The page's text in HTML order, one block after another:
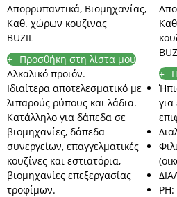
Απορρυπαντικά, Βιομηχανίας,
Καθ. χώρων κουζινας
BUZIL
Προσθήκη στη λίστα μου
Αλκαλικό προϊόν.
Ιδιαίτερα αποτελεσματικό με
λιπαρούς ρύπους και λάδια.
Κατάλληλο για δάπεδα σε
βιομηχανίες, δάπεδα
συνεργείων, επαγγελματικές
κουζίνες και εστιατόρια,
βιομηχανίες επεξεργασίας
τροφίμων.